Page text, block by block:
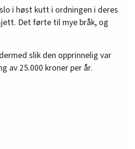
i høst kutt i ordningen i deres
Det førte til mye bråk, og
slik den opprinnelig var
av 25.000 kroner per år.